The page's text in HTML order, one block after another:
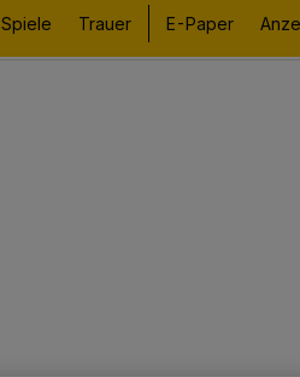
Spiele Trauer E-Paper